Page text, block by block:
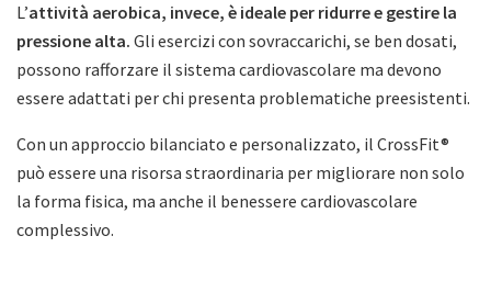
L’attività aerobica, invece, è ideale per ridurre e gestire la
pressione alta. Gli esercizi con sovraccarichi, se ben dosati,
possono rafforzare il sistema cardiovascolare ma devono
essere adattati per chi presenta problematiche preesistenti.
Con un approccio bilanciato e personalizzato, il CrossFit®
può essere una risorsa straordinaria per migliorare non solo
la forma fisica, ma anche il benessere cardiovascolare
complessivo.